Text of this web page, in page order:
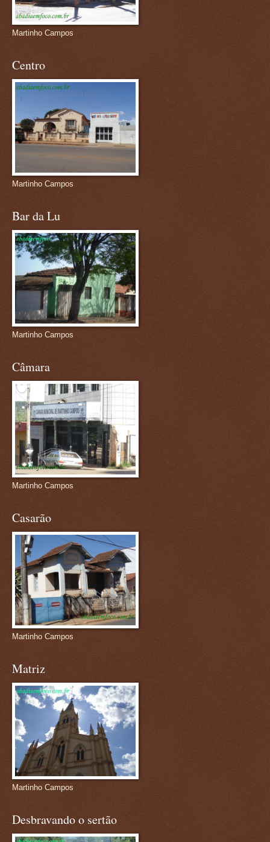
Martinho Campos
Centro
Martinho Campos
Bar da Lu
Martinho Campos
Câmara
Martinho Campos
Casarão
Martinho Campos
Matriz
Martinho Campos
Desbravando o sertão